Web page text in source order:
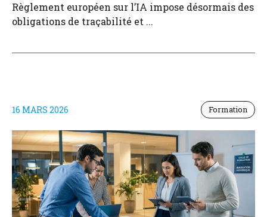
Règlement européen sur l’IA impose désormais des
obligations de traçabilité et ...
16 MARS 2026 Formation